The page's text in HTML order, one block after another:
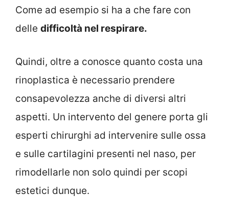
Come ad esempio si ha a che fare con
delle difficoltà nel respirare.
Quindi, oltre a conosce quanto costa una
rinoplastica è necessario prendere
consapevolezza anche di diversi altri
aspetti. Un intervento del genere porta gli
esperti chirurghi ad intervenire sulle ossa
e sulle cartilagini presenti nel naso, per
rimodellarle non solo quindi per scopi
estetici dunque.